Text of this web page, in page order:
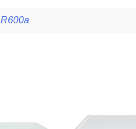
R600a